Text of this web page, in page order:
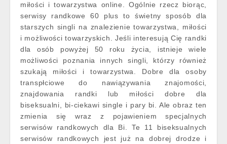
miłości i towarzystwa online. Ogólnie rzecz biorąc,
serwisy randkowe 60 plus to świetny sposób dla
starszych singli na znalezienie towarzystwa, miłości
i możliwości towarzyskich. Jeśli interesują Cię randki
dla osób powyżej 50 roku życia, istnieje wiele
możliwości poznania innych singli, którzy również
szukają miłości i towarzystwa. Dobre dla osoby
transpłciowe do nawiązywania znajomości,
znajdowania randki lub miłości dobre dla
biseksualni, bi-ciekawi single i pary bi. Ale obraz ten
zmienia się wraz z pojawieniem specjalnych
serwisów randkowych dla Bi. Te 11 biseksualnych
serwisów randkowych jest już na dobrej drodze i